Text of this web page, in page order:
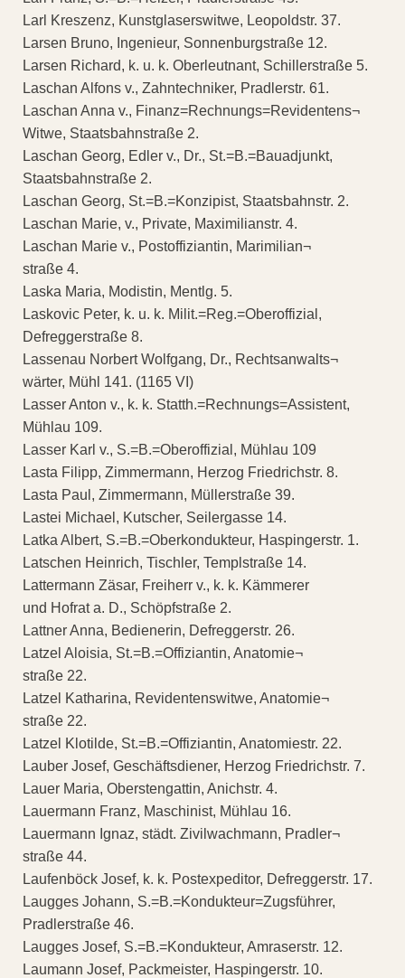
Larl Kreszenz, Kunstglaserswitwe, Leopoldstr. 37.
Larsen Bruno, Ingenieur, Sonnenburgstraße 12.
Larsen Richard, k. u. k. Oberleutnant, Schillerstraße 5.
Laschan Alfons v., Zahntechniker, Pradlerstr. 61.
Laschan Anna v., Finanz=Rechnungs=Revidentens¬
Witwe, Staatsbahnstraße 2.
Laschan Georg, Edler v., Dr., St.=B.=Bauadjunkt,
Staatsbahnstraße 2.
Laschan Georg, St.=B.=Konzipist, Staatsbahnstr. 2.
Laschan Marie, v., Private, Maximilianstr. 4.
Laschan Marie v., Postoffiziantin, Marimilian¬
straße 4.
Laska Maria, Modistin, Mentlg. 5.
Laskovic Peter, k. u. k. Milit.=Reg.=Oberoffizial,
Defreggerstraße 8.
Lassenau Norbert Wolfgang, Dr., Rechtsanwalts¬
wärter, Mühl 141. (1165 VI)
Lasser Anton v., k. k. Statth.=Rechnungs=Assistent,
Mühlau 109.
Lasser Karl v., S.=B.=Oberoffizial, Mühlau 109
Lasta Filipp, Zimmermann, Herzog Friedrichstr. 8.
Lasta Paul, Zimmermann, Müllerstraße 39.
Lastei Michael, Kutscher, Seilergasse 14.
Latka Albert, S.=B.=Oberkondukteur, Haspingerstr. 1.
Latschen Heinrich, Tischler, Templstraße 14.
Lattermann Zäsar, Freiherr v., k. k. Kämmerer
und Hofrat a. D., Schöpfstraße 2.
Lattner Anna, Bedienerin, Defreggerstr. 26.
Latzel Aloisia, St.=B.=Offiziantin, Anatomie¬
straße 22.
Latzel Katharina, Revidentenswitwe, Anatomie¬
straße 22.
Latzel Klotilde, St.=B.=Offiziantin, Anatomiestr. 22.
Lauber Josef, Geschäftsdiener, Herzog Friedrichstr. 7.
Lauer Maria, Oberstengattin, Anichstr. 4.
Lauermann Franz, Maschinist, Mühlau 16.
Lauermann Ignaz, städt. Zivilwachmann, Pradler¬
straße 44.
Laufenböck Josef, k. k. Postexpeditor, Defreggerstr. 17.
Laugges Johann, S.=B.=Kondukteur=Zugsführer,
Pradlerstraße 46.
Laugges Josef, S.=B.=Kondukteur, Amraserstr. 12.
Laumann Josef, Packmeister, Haspingerstr. 10.